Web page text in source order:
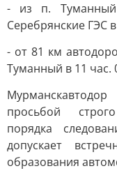
- из п.
Серебрянские ГЭС
- от 81 км
Туманный в 11 час.
просьбой
порядка
допускает
образования